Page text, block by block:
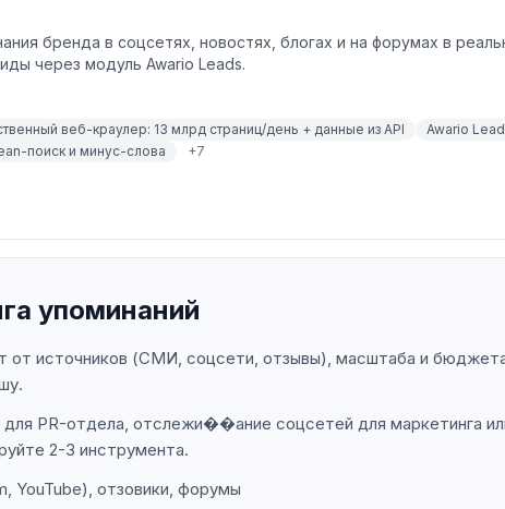
бренда в соцсетях, новостях, блогах и на форумах в
через модуль Awario Leads.
веб-краулер: 13 млрд страниц/день + данные из API
Awario
поиск и минус-слова +7
упоминаний
от источников (СМИ, соцсети, отзывы), масштаба и
PR-отдела, отслежи��ание соцсетей для маркетинга
2-3 инструмента.
YouTube), отзовики, форумы